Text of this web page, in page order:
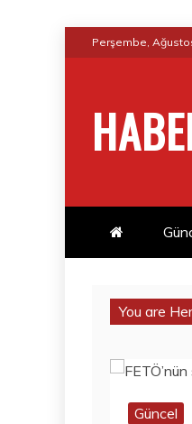
to
Perşembe,
You are
Güncel